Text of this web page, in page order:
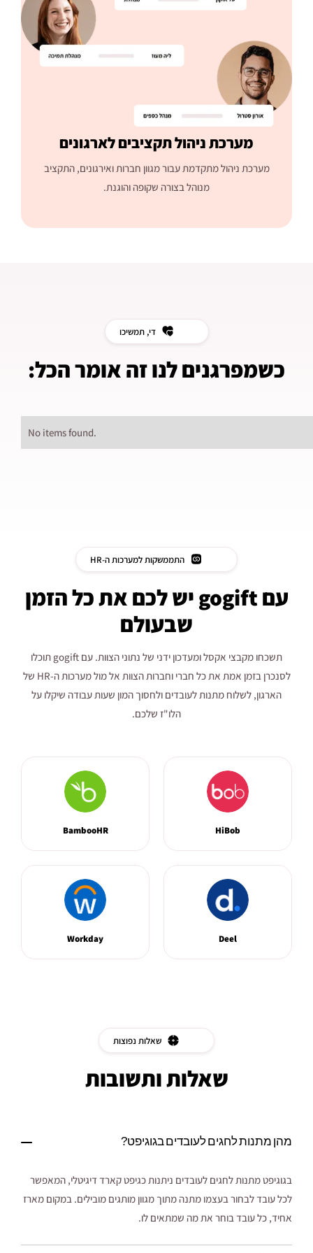
מערכת ניהול תקציבים לארגונים
מערכת ניהול מתקדמת עבור מגוון חברות ואירגונים, התקציב
מנוהל בצורה שקופה והוגנת.
די, תמשיכו
כשמפרגנים לנו זה אומר הכל:
No items found.
התממשקות למערכות ה-HR
עם gogift יש לכם את כל הזמן
שבעולם
תשכחו מקבצי אקסל ומעדכון ידני של נתוני הצוות. עם gogift תוכלו
לסנכרן בזמן אמת את כל חברי וחברות הצוות אל מול מערכות ה-HR של
הארגון, לשלוח מתנות לעובדים ולחסוך המון שעות עבודה שיקלו על
הלו"ז שלכם.
BambooHR HiBob
Workday Deel
שאלות נפוצות
שאלות ותשובות
מהן מתנות לחגים לעובדים בגוגיפט?
בגוגיפט מתנות לחגים לעובדים ניתנות כגיפט קארד דיגיטלי, המאפשר
לכל עובד לבחור בעצמו מתנה מתוך מגוון מותגים מובילים. במקום מארז
אחיד, כל עובד בוחר את מה שמתאים לו.